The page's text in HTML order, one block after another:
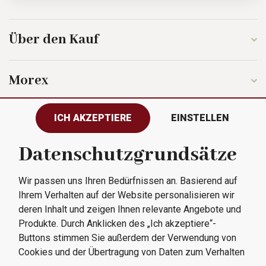
Über den Kauf
Morex
Folgen Sie uns
Alle Rechte vorbehalten © 2023
Morex, spol. s r.o.
ICH AKZEPTIERE EINSTELLEN
Datenschutzgrundsätze
Wir passen uns Ihren Bedürfnissen an. Basierend auf
Ihrem Verhalten auf der Website personalisieren wir
deren Inhalt und zeigen Ihnen relevante Angebote und
Produkte. Durch Anklicken des „Ich akzeptiere“-
Buttons stimmen Sie außerdem der Verwendung von
Cookies und der Übertragung von Daten zum Verhalten